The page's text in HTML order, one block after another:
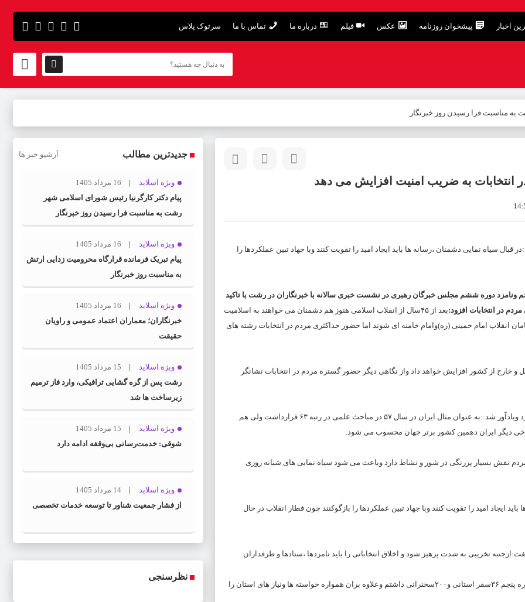
اخبار پیشخوان روزنامه عکس فیلم درباره ما تماس با ما سرتوک پلاس
به مناسبت فرا رسیدن روز خبرنگار
به ضریب امنیت افزایش می دهد
نمایی دشمنان ،رسانه ها باید ایجاد امید را تقویت کنند وبا جهاد تبین عملکردها را
ونامزد دوره ششم مجلس خبرگان رهبری در نشست خبری سالانه با خبرنگاران در رشت با تاکید
در انتخابات افزود:
بعد از ۴۵سال از انقلاب اسلامی هنوز هم دشمنان می خواهند به اسلامیت
انقلاب امام خمینی (ره)وامام خامنه ای شوند اما حضور حداکثری مردم در انتخابات رشته های
خارج از کشور افزایش خواهد داد واز نگاهی دیگر حضور گستره مردم در انتخابات نشانگر
وی در بخشی دیگر به دستاوردهای بسیار بزرگ۴۵سال انقلاب اسلامی اشاره کرد ویادآور شد::به عنوان مثال ایران در سال ۵۷ در مباحث علمی در رتبه ۶۳ قرارداشت ولی هم
نقش بسیار پررنگی در شور و نشاط دارد وباعث می شود سیاه نمایی های شبانه روزی
امید را تقویت کنند وبا جهاد تبین عملکردها را بازگوکنند چون قطار انقلاب در حال
تخریبی به شدت پرهیز شود و اخلاق انتخاباتی را باید نامزدها ،ستادها و طرفداران
۳۶ سفر استانی و۲۰۰سخنرانی داشتم وعلاوه بران همواره خواسته ها ونیاز های استان را
جدیدترین مطالب آرشیو خبر ها
ویژه اسلاید
16 مرداد 1405
پیام دکتر کارگرنیا رئیس شورای اسلامی شهر
رشت به مناسبت فرا رسیدن روز خبرنگار
ویژه اسلاید
16 مرداد 1405
پیام تبریک فرمانده قرارگاه محرومیت‌ زدایی ارتش
به مناسبت روز خبرنگار
ویژه اسلاید
16 مرداد 1405
خبرنگاران؛ معماران اعتماد عمومی و راویان
حقیقت
ویژه اسلاید
15 مرداد 1405
رشت پس از گره گشایی ترافیکی، وارد فاز ترمیم
زیرساخت ها شد
ویژه اسلاید
15 مرداد 1405
شوقی: خدمت‌رسانی بی‌وقفه ادامه دارد
ویژه اسلاید
14 مرداد 1405
از فشار جمعیت شناور تا توسعه خدمات تخصصی
نظرسنجی